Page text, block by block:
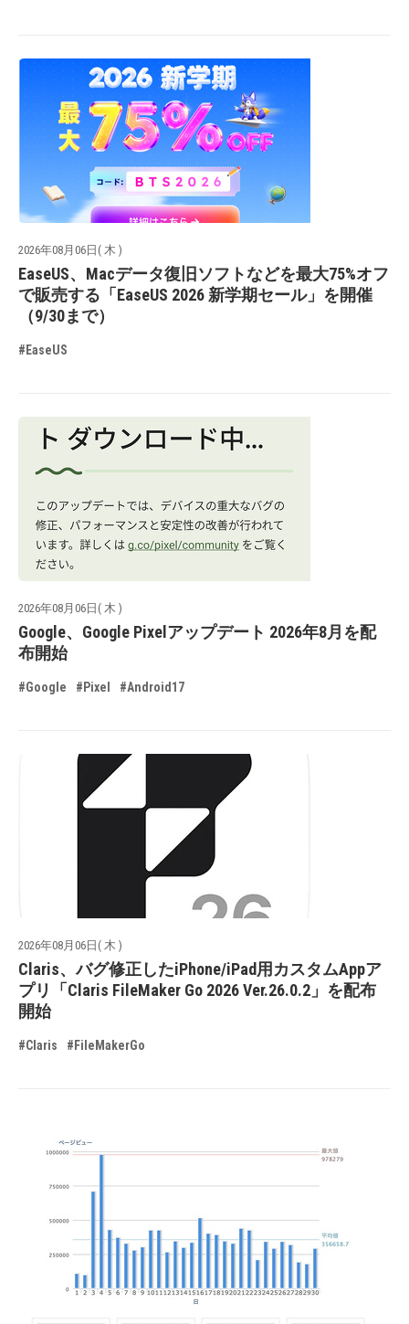
2026年08月06日( 木 )
EaseUS、Macデータ復旧ソフトなどを最大75%オフ
で販売する「EaseUS 2026 新学期セール」を開催
（9/30まで）
#EaseUS
2026年08月06日( 木 )
Google、Google Pixelアップデート 2026年8月を配
布開始
#Google #Pixel #Android17
2026年08月06日( 木 )
Claris、バグ修正したiPhone/iPad用カスタムAppア
プリ「Claris FileMaker Go 2026 Ver.26.0.2」を配布
開始
#Claris #FileMakerGo